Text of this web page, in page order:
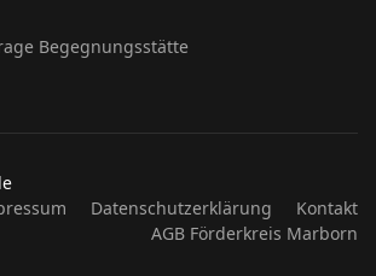
Begegnungsstätte
Datenschutzerklärung
Kontakt
AGB Förderkreis Marborn